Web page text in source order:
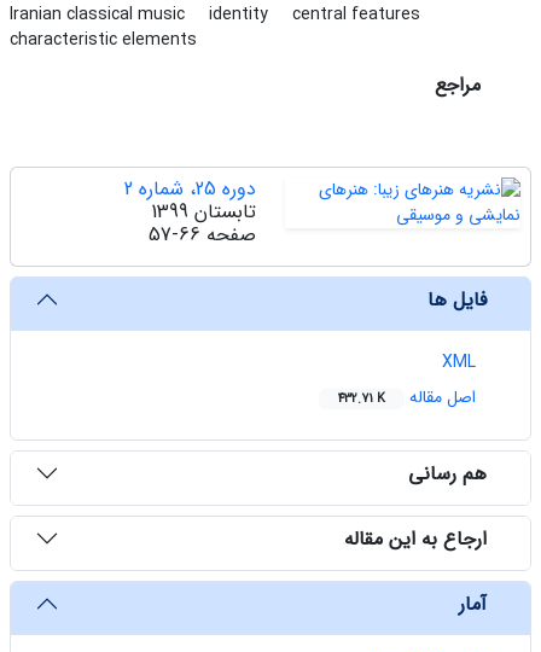
Iranian classical music identity
central features
characteristic elements
مراجع
دوره 25، شماره 2
تابستان 1399
صفحه 57-66
فایل ها
XML
اصل مقاله
432.71 K
هم رسانی
ارجاع به این مقاله
آمار